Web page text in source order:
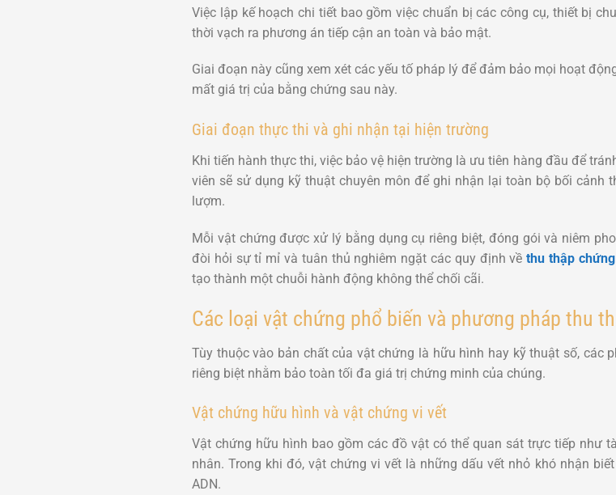
Việc lập kế hoạch chi tiết bao gồm việc chuẩn bị các công cụ, thiết bị
thời vạch ra phương án tiếp cận an toàn và bảo mật.
Giai đoạn này cũng xem xét các yếu tố pháp lý để đảm bảo mọi hoạt
mất giá trị của bằng chứng sau này.
Giai đoạn thực thi và ghi nhận tại hiện trường
Khi tiến hành thực thi, việc bảo vệ hiện trường là ưu tiên hàng đầu để
viên sẽ sử dụng kỹ thuật chuyên môn để ghi nhận lại toàn bộ bối cảnh
lượm.
Mỗi vật chứng được xử lý bằng dụng cụ riêng biệt, đóng gói và niêm
đòi hỏi sự tỉ mỉ và tuân thủ nghiêm ngặt các quy định vềthu thập
tạo thành một chuỗi hành động không thể chối cãi.
Các loại vật chứng phổ biến và phương pháp thu
Tùy thuộc vào bản chất của vật chứng là hữu hình hay kỹ thuật số, các
riêng biệt nhằm bảo toàn tối đa giá trị chứng minh của chúng.
Vật chứng hữu hình và vật chứng vi vết
Vật chứng hữu hình bao gồm các đồ vật có thể quan sát trực tiếp như
nhân. Trong khi đó, vật chứng vi vết là những dấu vết nhỏ khó nhận
ADN.